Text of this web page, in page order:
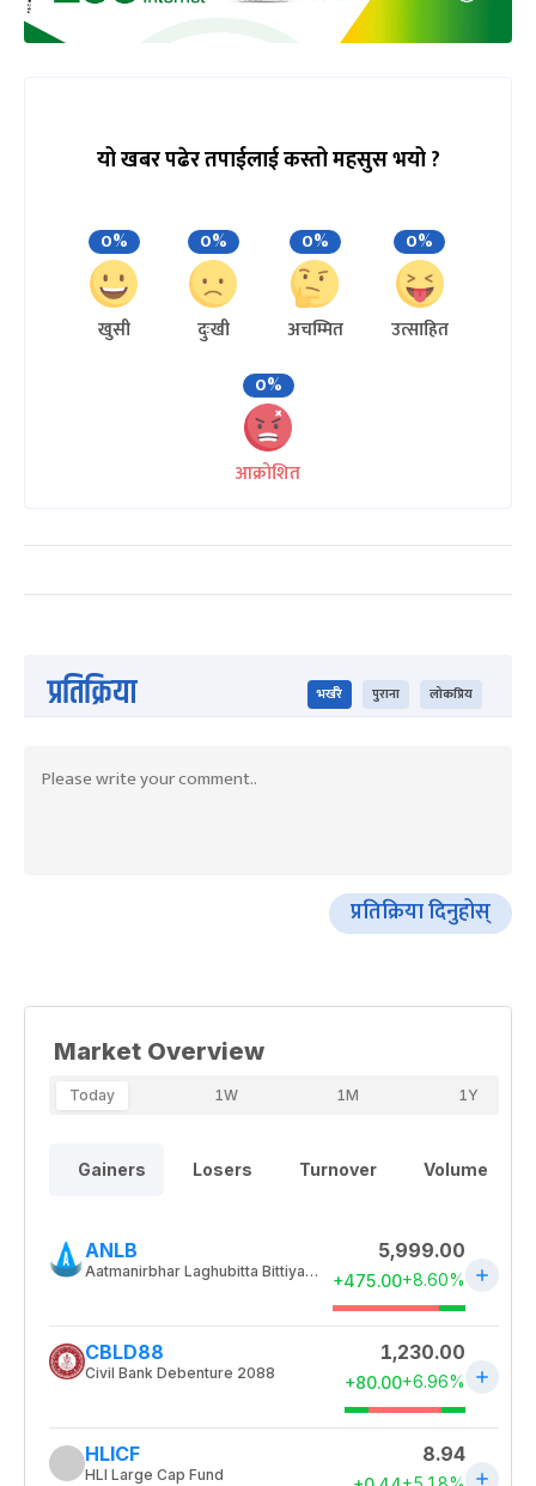
यो खबर पढेर तपाईलाई कस्तो महसुस भयो ?
0%
खुसी
0%
दुःखी
0%
अचम्मित
0%
उत्साहित
0%
आक्रोशित
प्रतिक्रिया भर्खरै पुराना लोकप्रिय
प्रतिक्रिया दिनुहोस्